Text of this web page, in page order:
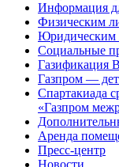
Информация
Физическим
Социальные
Газификация
Газпром —
Спартакиада
«Газпром
Аренда
Пресс-центр
Новости